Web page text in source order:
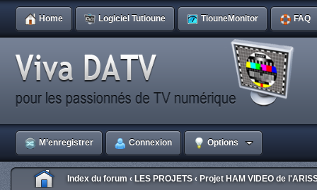
Home Logiciel Tutioune TiouneMonitor FAQ
M’enregistrer Connexion Options
Index du forum ‹ LES PROJETS ‹ Projet HAM VIDEO de